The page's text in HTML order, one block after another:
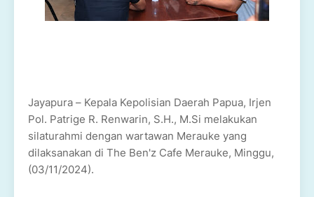
Jayapura – Kepala Kepolisian Daerah Papua, Irjen
Pol. Patrige R. Renwarin, S.H., M.Si melakukan
silaturahmi dengan wartawan Merauke yang
dilaksanakan di The Ben'z Cafe Merauke, Minggu,
(03/11/2024).